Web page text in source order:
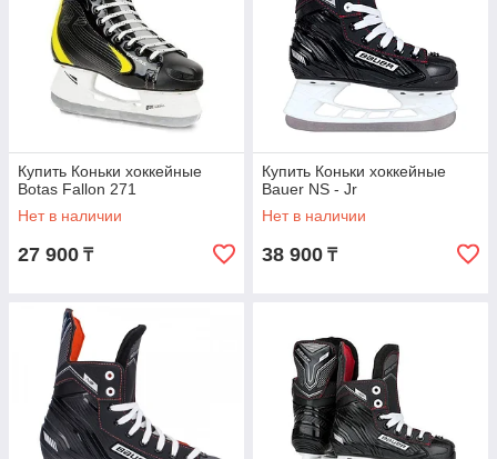
Купить Коньки хоккейные
Botas Fallon 271
Нет в наличии
27 900 ₸
Купить Коньки хоккейные
Bauer NS - Jr
Нет в наличии
38 900 ₸